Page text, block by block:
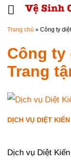
Đến nội dung chính
Trang chủ » Công ty
Công ty
Trang
DỊCH VỤ DIỆT
Dịch vụ Diệt